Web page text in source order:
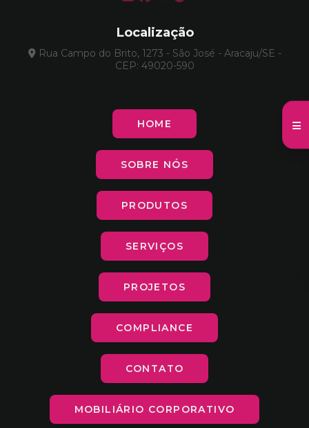
Localização
Rua Campo do Brito, 1273 - São José - Aracaju/SE -
CEP: 49020-590
HOME
SOBRE NÓS
PRODUTOS
SERVIÇOS
PROJETOS
COMPLIANCE
CONTATO
MOBILIÁRIO CORPORATIVO